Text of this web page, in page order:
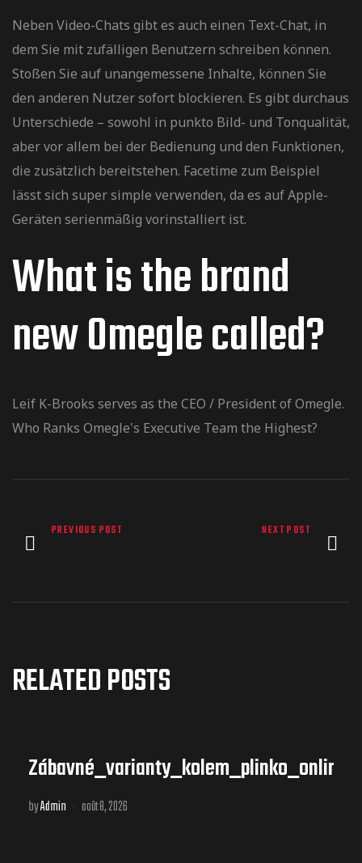
Neben Video-Chats gibt es auch einen Text-Chat, in
dem Sie mit zufälligen Benutzern schreiben können.
Stoßen Sie auf unangemessene Inhalte, können Sie
den anderen Nutzer sofort blockieren. Es gibt durchaus
Unterschiede – sowohl in punkto Bild- und Tonqualität,
aber vor allem bei der Bedienung und den Funktionen,
die zusätzlich bereitstehen. Facetime zum Beispiel
lässt sich super simple verwenden, da es auf Apple-
Geräten serienmäßig vorinstalliert ist.
What is the brand
new Omegle called?
Leif K-Brooks serves as the CEO / President of Omegle.
Who Ranks Omegle's Executive Team the Highest?
PREVIOUS POST NEXT POST
RELATED POSTS
byAdmin août 8, 2026